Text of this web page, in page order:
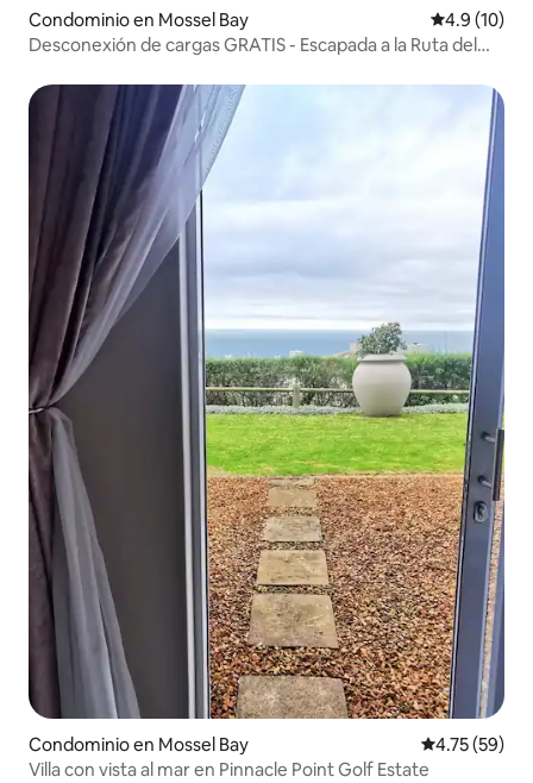
Condominio en Mossel Bay Calificación
4.9 (10)
Desconexión de cargas GRATIS - Escapada a la Ruta del
Condominio en Mossel Bay Calificación
4.75 (59)
Villa con vista al mar en Pinnacle Point Golf Estate